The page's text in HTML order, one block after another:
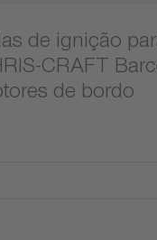
de ignição
CRAFT
de bordo